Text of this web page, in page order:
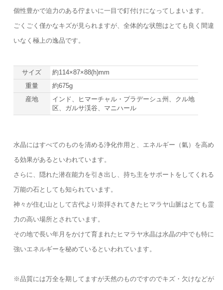
個性豊かで迫力のある佇まいに一目で釘付けになってしまいます。
ごくごく僅かなキズが見られますが、全体的な状態はとても良く間違
いなく極上の逸品です。
サイズ
約114×87×88(h)mm
重量
約675g
産地
インド、ヒマーチャル・プラデーシュ州、クル地
区、ガルサ渓谷、マニハール
水晶にはすべてのものを清める浄化作用と、エネルギー（氣）を高め
る効果があるといわれています。
さらに、隠れた潜在能力を引き出し、持ち主をサポートをしてくれる
万能の石としても知られています。
神々が住む山として古代より崇拝されてきたヒマラヤ山脈はとても霊
力の高い場所とされています。
その地で長い年月をかけて育まれたヒマラヤ水晶は水晶の中でも特に
強いエネルギーを秘めているといわれています。
※品質には万全を期してますが天然のものですのでキズ・欠けなどが